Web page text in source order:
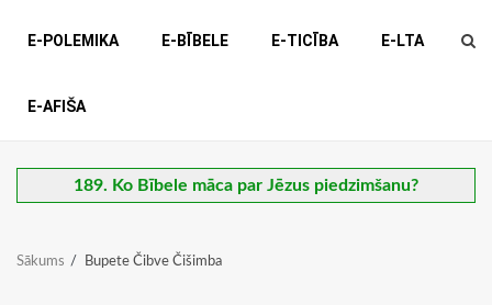
E-POLEMIKA E-BĪBELE E-TICĪBA E-LTA
E-AFIŠA
189. Ko Bībele māca par Jēzus piedzimšanu?
Sākums Bupete Čibve Čišimba